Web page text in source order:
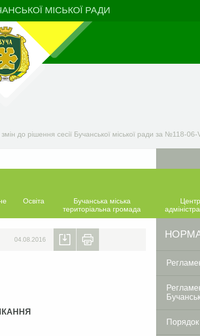
МІСЬКОЇ РАДИ
до рішення сесії Бучанської міської ради за №118-06-
Освіта
Бучанська міська
територіальна громада
04.08.2016 Facebook
Twitter
Порядок